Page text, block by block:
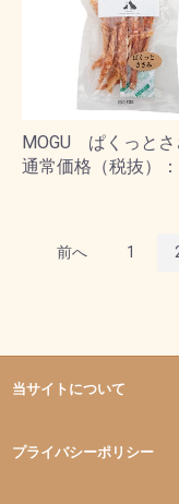
MOGU ぱくっとさ
通常価格（税抜）
前へ 1
当サイトについて
プライバシーポリシー